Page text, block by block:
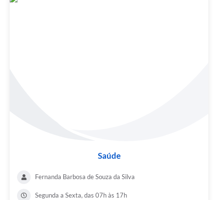
Saúde
Fernanda Barbosa de Souza da Silva
Segunda a Sexta, das 07h às 17h